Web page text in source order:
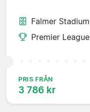
Falmer Stadium
Premier League
PRIS FRÅN
3 786 kr